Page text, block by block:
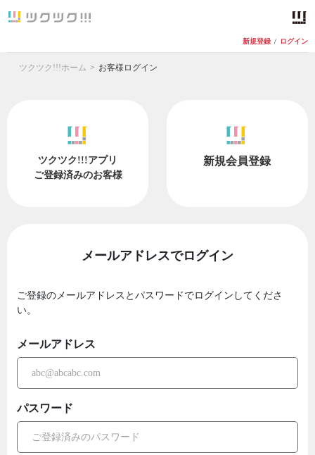
新規登録 / ログイン
ツクツク!!!ホーム お客様ログイン
ツクツク!!!アプリ
ご登録済みのお客様
新規会員登録
メールアドレスでログイン
ご登録のメールアドレスとパスワードでログインしてくださ
い。
メールアドレス
パスワード